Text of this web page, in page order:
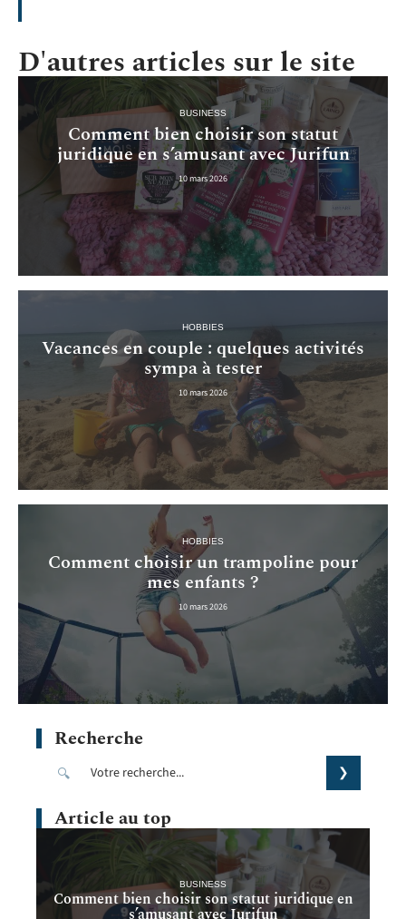
D'autres articles sur le site
BUSINESS
Comment bien choisir son statut
juridique en s’amusant avec Jurifun
10 mars 2026
HOBBIES
Vacances en couple : quelques activités
sympa à tester
10 mars 2026
HOBBIES
Comment choisir un trampoline pour
mes enfants ?
10 mars 2026
Recherche
Article au top
BUSINESS
Comment bien choisir son statut juridique en
s’amusant avec Jurifun